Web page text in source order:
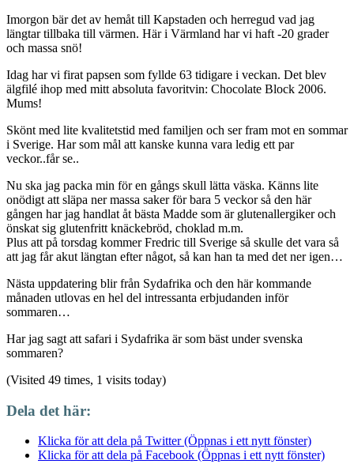
Imorgon bär det av hemåt till Kapstaden och herregud vad jag
längtar tillbaka till värmen. Här i Värmland har vi haft -20 grader
och massa snö!
Idag har vi firat papsen som fyllde 63 tidigare i veckan. Det blev
älgfilé ihop med mitt absoluta favoritvin: Chocolate Block 2006.
Mums!
Skönt med lite kvalitetstid med familjen och ser fram mot en sommar
i Sverige. Har som mål att kanske kunna vara ledig ett par
veckor..får se..
Nu ska jag packa min för en gångs skull lätta väska. Känns lite
onödigt att släpa ner massa saker för bara 5 veckor så den här
gången har jag handlat åt bästa Madde som är glutenallergiker och
önskat sig glutenfritt knäckebröd, choklad m.m.
Plus att på torsdag kommer Fredric till Sverige så skulle det vara så
att jag får akut längtan efter något, så kan han ta med det ner igen…
Nästa uppdatering blir från Sydafrika och den här kommande
månaden utlovas en hel del intressanta erbjudanden inför
sommaren…
Har jag sagt att safari i Sydafrika är som bäst under svenska
sommaren?
(Visited 49 times, 1 visits today)
Dela det här:
Klicka för att dela på Twitter (Öppnas i ett nytt fönster)
Klicka för att dela på Facebook (Öppnas i ett nytt fönster)